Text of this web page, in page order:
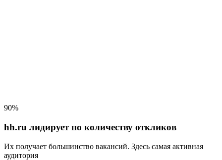
90%
hh.ru лидирует по количеству откликов
Их получает большинство вакансий. Здесь самая активная
аудитория